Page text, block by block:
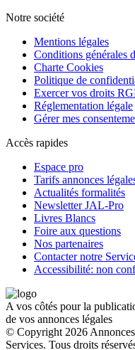
Notre société
Mentions légales
Conditions générales
Charte Cookies
Politique de
Exercer vos droits
Réglementation légale
Gérer mes
Accès rapides
Espace pro
Tarifs annonces
Actualités formalités
Newsletter JAL-Pro
Livres Blancs
Foire aux questions
Nos partenaires
Contacter notre
Accessibilité: non
A vos côtés pour la
de vos annonces légales
© Copyright 2026
Services. Tous droits